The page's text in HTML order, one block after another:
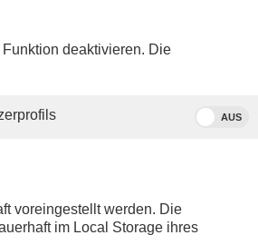
deaktivieren. Die
AUS
voreingestellt werden. Die
im Local Storage ihres